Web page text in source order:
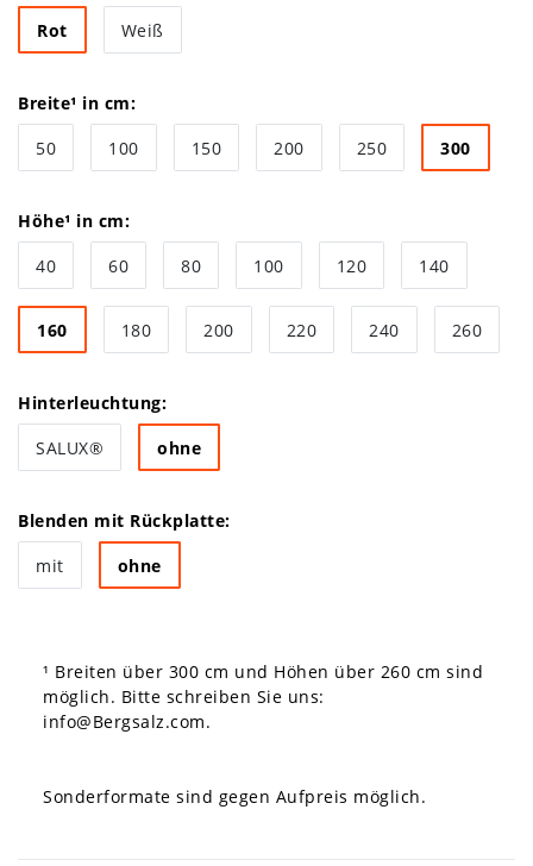
Rot
Weiß
Breite¹ in cm:
50
100 150 200 250 300
Höhe¹ in cm:
40
60 80 100 120 140
160 180 200 220 240 260
Hinterleuchtung:
SALUX®
ohne
Blenden mit Rückplatte:
mit
ohne
¹ Breiten über 300 cm und Höhen über 260 cm sind
möglich. Bitte schreiben Sie uns:
info@Bergsalz.com.
Sonderformate sind gegen Aufpreis möglich.